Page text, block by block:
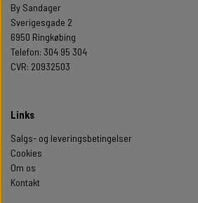
By Sandager
Sverigesgade 2
6950 Ringkøbing
Telefon: 304 95 304
CVR: 20932503
Links
Salgs- og leveringsbetingelser
Cookies
Om os
Kontakt